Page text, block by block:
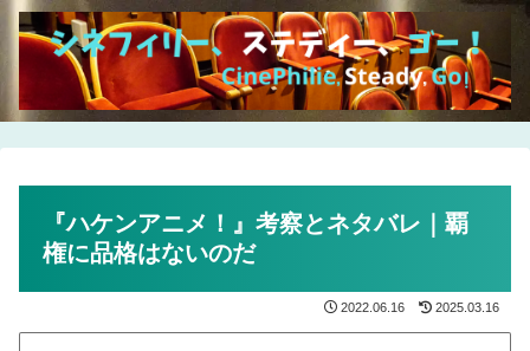
『ハケンアニメ！』考察とネタバレ｜覇
権に品格はないのだ
2022.06.16 2025.03.16